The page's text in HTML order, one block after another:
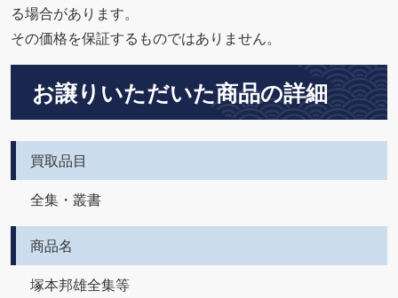
る場合があります。
その価格を保証するものではありません。
お譲りいただいた商品の詳細
買取品目
全集・叢書
商品名
塚本邦雄全集等